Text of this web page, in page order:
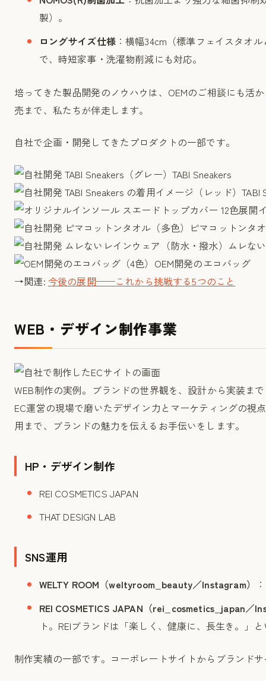
製）。
ロングサイズ仕様：横幅34cm（標準フェイスタオ
で、時短家事・洗濯物削減にも対応。
培ってきた製品開発のノウハウは、OEMのご相談にも活
売まで、私たちが伴走します。
自社で企画・開発してきたプロダクトの一部です。
TABI Sneakers
TABI
ピマコットンタ
ムレな
OEM開発のエコバッグ
→関連: 今後の展開——これから挑戦する5つのこと
WEB・デザイン制作事業
WEB制作の実例。ブランドの世界観を、設計から実装ま
EC運営の現場で磨いたデザイン力とマーケティングの視
用まで、ブランドの魅力を伝えるお手伝いをします。
HP・デザイン制作
REI COSMETICS JAPAN
THAT DESIGN LAB
SNS運用
WELTY ROOM（weltyroom_beauty／Instagram）
REI COSMETICS JAPAN（rei_cosmetics_japan／
ト。REIブランドは「楽しく、健康に、長生き。」
制作実績の一部です。コーポレートサイトからブランド